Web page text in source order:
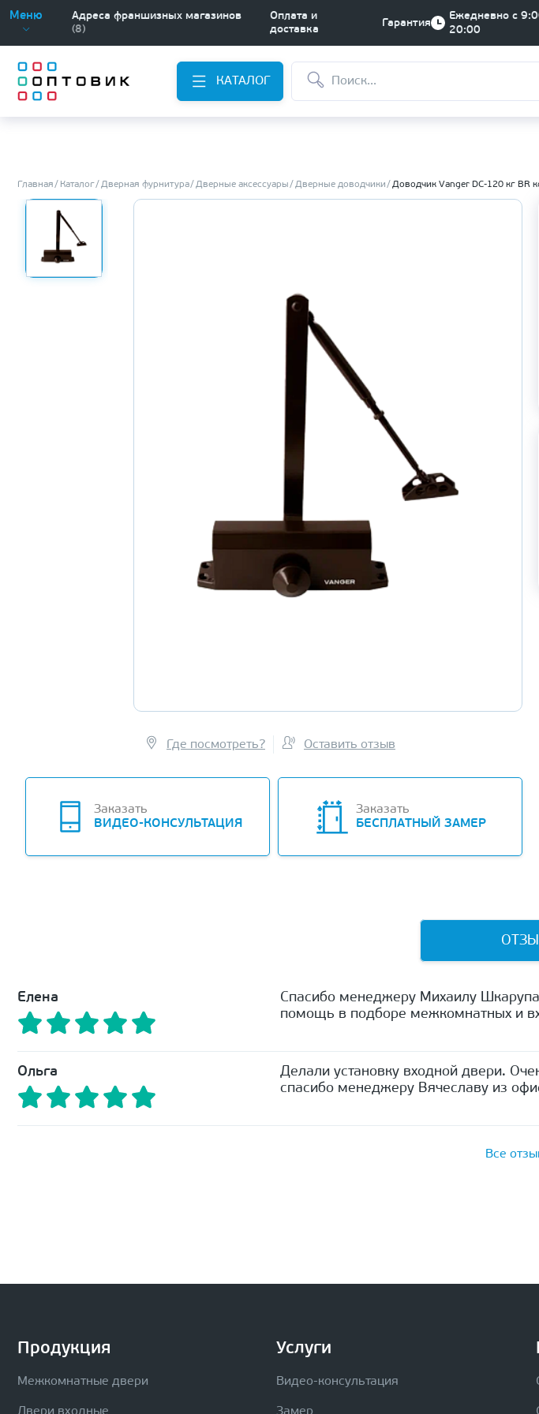
Меню
Адреса франшизных магазинов
(8)
Оплата и
доставка
Гарантия
Ежедневно с
20:00
КАТАЛОГ
Главная Каталог Дверная фурнитура Дверные аксессуары Дверные доводчики Доводчик Vanger DC-120 кг BR
Где посмотреть? Оставить отзыв
Заказать
ВИДЕО-КОНСУЛЬТАЦИЯ
Заказать
БЕСПЛАТНЫЙ ЗАМЕР
Елена
Спасибо менеджеру Михаилу
помощь в подборе межкомнатных и
Ольга
Делали установку входной двери.
спасибо менеджеру Вячеславу из
Все
Продукция
Межкомнатные двери
Услуги
Видео-консультация